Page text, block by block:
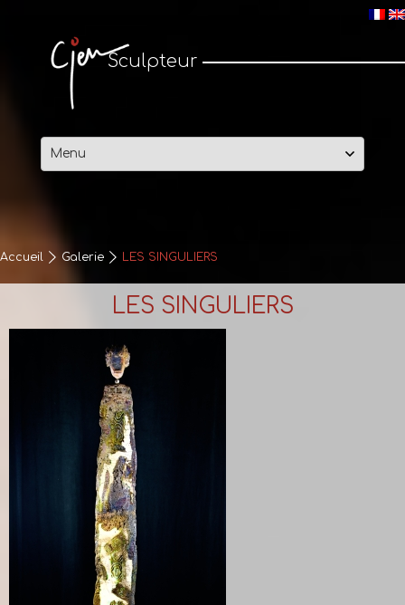
Sculpteur
Passer
au
Accueil Galerie LES SINGULIERS
LES SINGULIERS